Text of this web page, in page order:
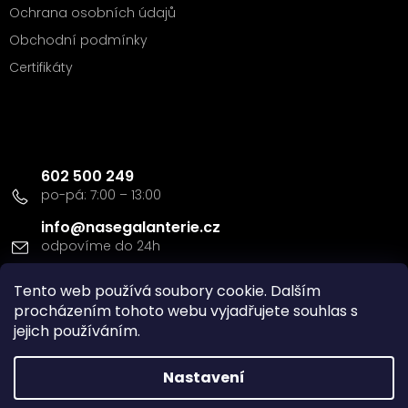
Tento web používá soubory cookie. Dalším
procházením tohoto webu vyjadřujete souhlas s
jejich používáním.
Nastavení
Ochrana osobních údajů
Obchodní podmínky
Certifikáty
info@nasegalanterie.cz
602 500 249
Doprava a platba
Vytvořil Shoptet